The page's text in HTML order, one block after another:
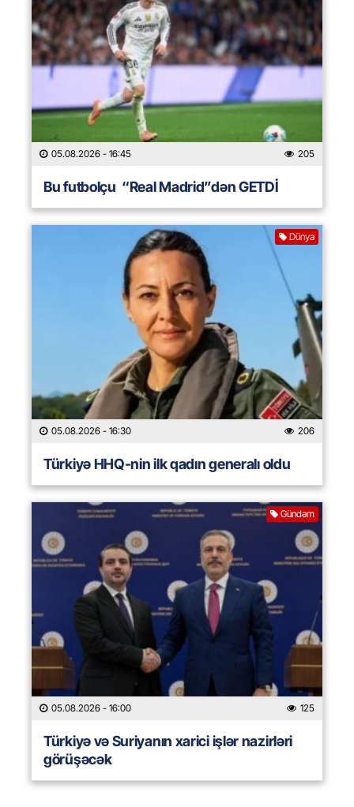
05.08.2026 - 16:45 205
Bu futbolçu “Real Madrid”dən GETDİ
Dünya
05.08.2026 - 16:30 206
Türkiyə HHQ-nin ilk qadın generalı oldu
Gündəm
05.08.2026 - 16:00 125
Türkiyə və Suriyanın xarici işlər nazirləri
görüşəcək